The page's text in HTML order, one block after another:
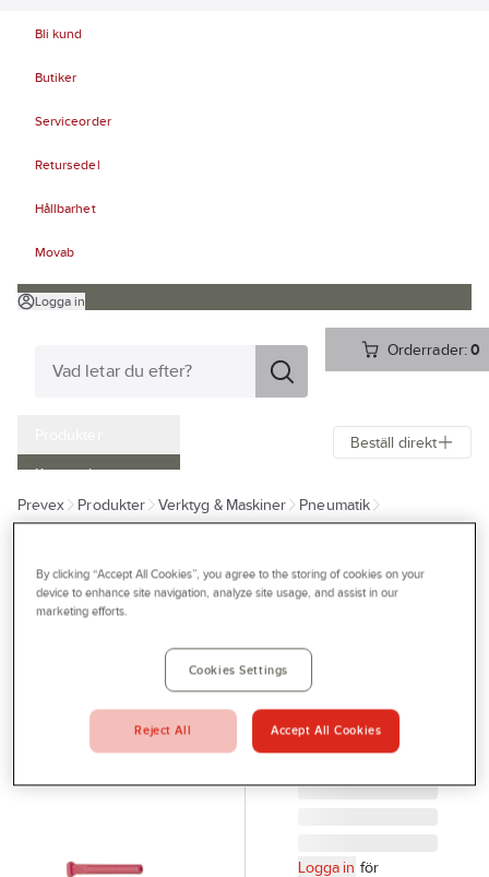
Bli kund
Butiker
Serviceorder
Retursedel
Hållbarhet
Movab
Logga in
Orderrader:0
Kampanjer
Outlet
Bli kund
Profilshop
Serviceverkstad
Företagsprofilering
Beställ direkt
Prevex Produkter Verktyg & Maskiner
Pneumatik
LEGRIS
Legris 3126
3126 6MM
927638
Logga in för
By clicking “Accept All Cookies”, you agree to the storing of cookies on your
device to enhance site navigation, analyze site usage, and assist in our
marketing efforts.
Cookies Settings
Reject All Accept All Cookies